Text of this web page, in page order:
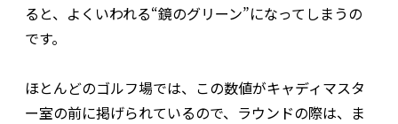
ると、よくいわれる“鏡のグリーン”になってしまうの
です。
ほとんどのゴルフ場では、この数値がキャディマスタ
ー室の前に掲げられているので、ラウンドの際は、ま